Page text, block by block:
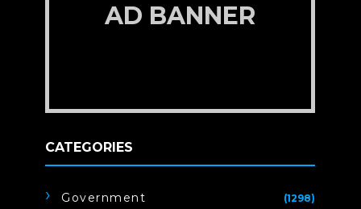
AD BANNER
CATEGORIES
Government (1298)